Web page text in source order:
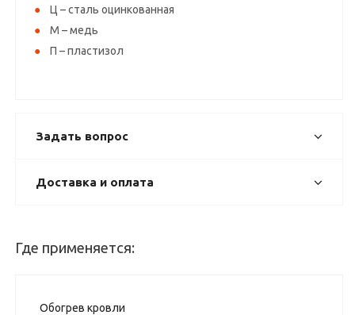
Ц – сталь оцинкованная
М – медь
П – пластизол
Задать вопрос
Доставка и оплата
Где применяется:
Обогрев кровли